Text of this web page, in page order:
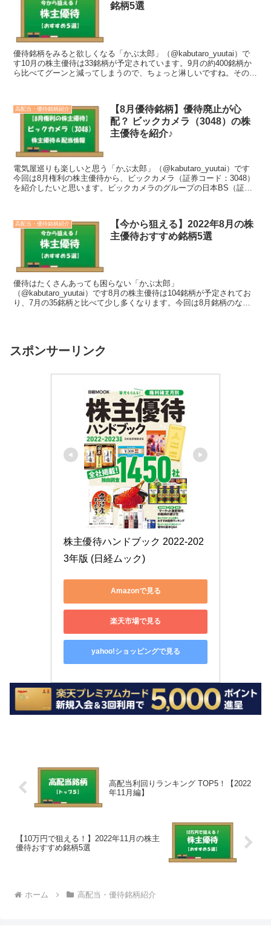
銘柄5選
優待銘柄をみると欲しくなる「かぶ太郎」（@kabutaro_yuutai）で
す10月の株主優待は33銘柄が予定されています。9月の約400銘柄か
ら比べてグーンと減ってしまうので、ちょっと淋しいですね。そのな
高配当・優待銘柄紹介
【8月優待銘柄】優待廃止が心
配？ ビックカメラ（3048）の株
主優待を紹介♪
電気屋巡りも楽しいと思う「かぶ太郎」（@kabutaro_yuutai）です
今回は8月権利の株主優待から、ビックカメラ（証券コード：3048）
を紹介したいと思います。ビックカメラのグループの日本BS（証券
高配当・優待銘柄紹介
【今から狙える】2022年8月の株
主優待おすすめ銘柄5選
優待はたくさんあっても困らない「かぶ太郎」
（@kabutaro_yuutai）です8月の株主優待は104銘柄が予定されてお
り、7月の35銘柄と比べて少し多くなります。今回は8月銘柄のなか
スポンサーリンク
株主優待ハンドブック 2022-202
3年版 (日経ムック)
Amazonで見る
楽天市場で見る
yahoo!ショッピングで見る
高配当利回りランキング TOP5！【2022
年11月編】
【10万円で狙える！】2022年11月の株主
優待おすすめ銘柄5選
ホーム 高配当・優待銘柄紹介